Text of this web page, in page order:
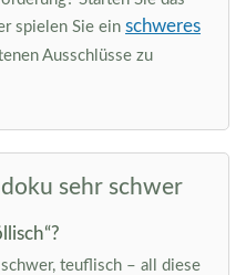
spielen Sie ein schweres
Ausschlüsse zu
sehr schwer
teuflisch – all diese